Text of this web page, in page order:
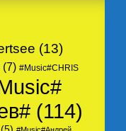
(13)
(7) #Music#CHRIS
(114)